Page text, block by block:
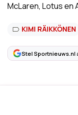
McLaren, Lotus en
KIMI RÄIKKÖNEN
Stel Sportnieuws.nl